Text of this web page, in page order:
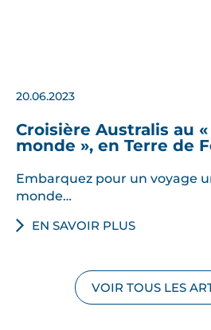
20.06.2023
Croisière Australis au
monde », en Terre de
Embarquez pour un voyage
monde…
EN SAVOIR PLUS
VOIR TOUS LES